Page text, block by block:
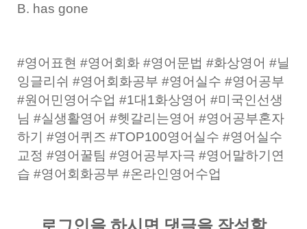
B. has gone
#영어표현 #영어회화 #영어문법 #화상영어 #닐
잉글리쉬 #영어회화공부 #영어실수 #영어공부
#원어민영어수업 #1대1화상영어 #미국인선생
님 #실생활영어 #헷갈리는영어 #영어공부혼자
하기 #영어퀴즈 #TOP100영어실수 #영어실수
교정 #영어꿀팀 #영어공부자극 #영어말하기연
습 #영어회화공부 #온라인영어수업